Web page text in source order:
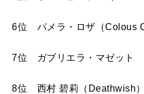
6位 パメラ・ロザ（Colous
7位 ガブリエラ・マゼット
8位 西村 碧莉（Deathwish）